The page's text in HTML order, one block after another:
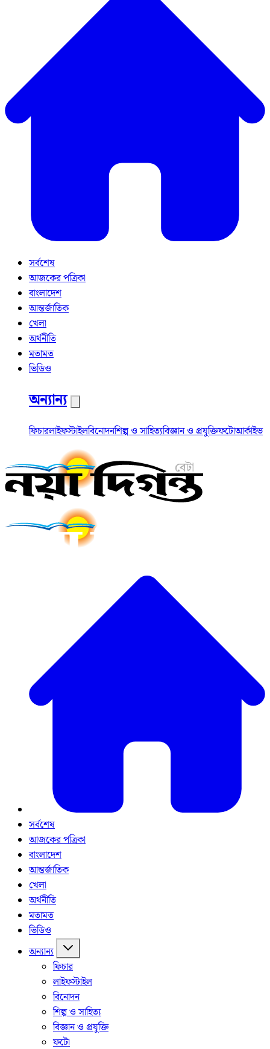
সর্বশেষ
আজকের পত্রিকা
বাংলাদেশ
আন্তর্জাতিক
খেলা
অর্থনীতি
মতামত
ভিডিও
অন্যান্য
ফিচারলাইফস্টাইলবিনোদনশিল্প ও সাহিত্যবিজ্ঞান ও প্রযুক্তিফটোআর্কাইভ
সর্বশেষ
আজকের পত্রিকা
বাংলাদেশ
আন্তর্জাতিক
খেলা
অর্থনীতি
মতামত
ভিডিও
অন্যান্য
ফিচার
লাইফস্টাইল
বিনোদন
শিল্প ও সাহিত্য
বিজ্ঞান ও প্রযুক্তি
ফটো